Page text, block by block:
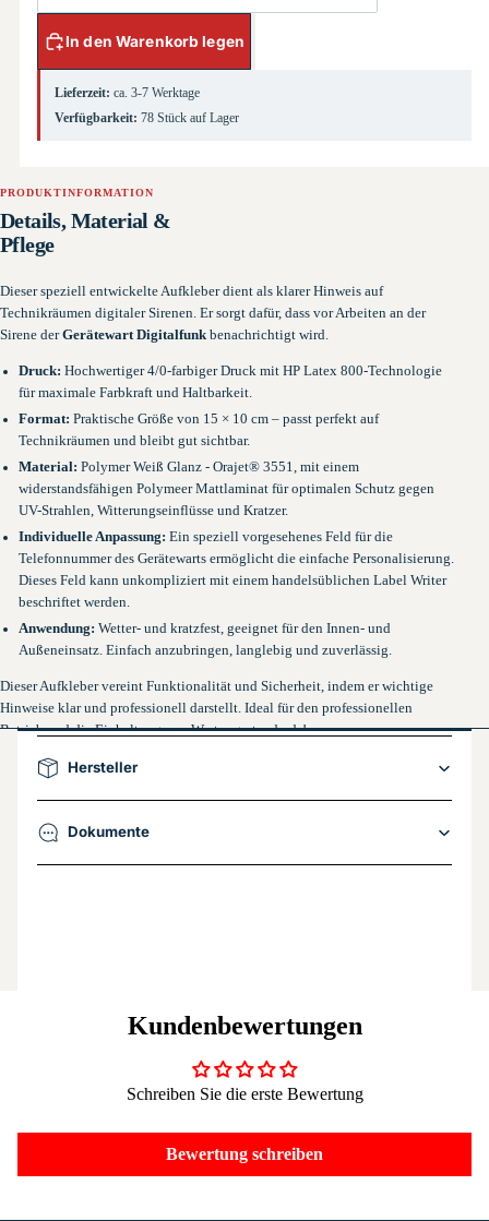
In den Warenkorb legen
Lieferzeit: ca. 3-7 Werktage
Verfügbarkeit: 78 Stück auf Lager
PRODUKTINFORMATION
Details, Material &
Pflege
Dieser speziell entwickelte Aufkleber dient als klarer Hinweis auf
Technikräumen digitaler Sirenen. Er sorgt dafür, dass vor Arbeiten an der
Sirene derGerätewart Digitalfunk benachrichtigt wird.
Druck: Hochwertiger 4/0-farbiger Druck mit HP Latex 800-Technologie
für maximale Farbkraft und Haltbarkeit.
Format: Praktische Größe von 15 × 10 cm – passt perfekt auf
Technikräumen und bleibt gut sichtbar.
Material: Polymer Weiß Glanz - Orajet® 3551, mit einem
widerstandsfähigen Polymeer Mattlaminat für optimalen Schutz gegen
UV-Strahlen, Witterungseinflüsse und Kratzer.
Individuelle Anpassung: Ein speziell vorgesehenes Feld für die
Telefonnummer des Gerätewarts ermöglicht die einfache Personalisierung.
Dieses Feld kann unkompliziert mit einem handelsüblichen Label Writer
beschriftet werden.
Anwendung: Wetter- und kratzfest, geeignet für den Innen- und
Außeneinsatz. Einfach anzubringen, langlebig und zuverlässig.
Dieser Aufkleber vereint Funktionalität und Sicherheit, indem er wichtige
Hinweise klar und professionell darstellt. Ideal für den professionellen
Betrieb und die Einhaltung von Wartungsstandards!
Hersteller
Dokumente
Kundenbewertungen
Schreiben Sie die erste Bewertung
Bewertung schreiben